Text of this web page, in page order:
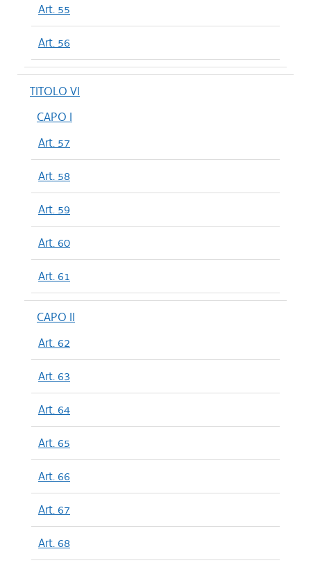
Art. 55
Art. 56
TITOLO VI
CAPO I
Art. 57
Art. 58
Art. 59
Art. 60
Art. 61
CAPO II
Art. 62
Art. 63
Art. 64
Art. 65
Art. 66
Art. 67
Art. 68